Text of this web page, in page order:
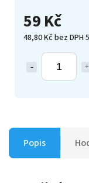
59 Kč
48,80 Kč bez DPH
Popis